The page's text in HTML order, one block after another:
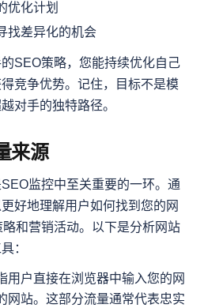
优化计划
找差异化的机会
SEO策略，您能持续优化自己
竞争优势。记住，目标不是模
对手的独特路径。
来源
监控中至关重要的一环。通
好地理解用户如何找到您的网
和营销活动。以下是分析网站
：
用户直接在浏览器中输入您的网
网站。这部分流量通常代表忠实